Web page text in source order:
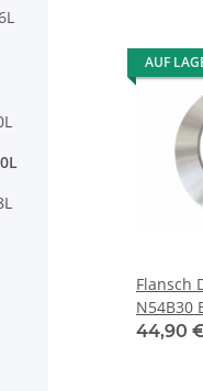
AUF
Flansch
N54B30
ID:72-
44,90